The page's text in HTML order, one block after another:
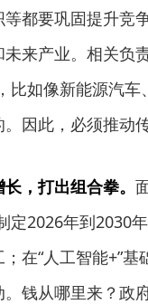
都要巩固提升竞
来产业。相关负
比如像新能源汽
因此，必须推动传
，打出组合拳。
定2026年到2030
在“人工智能+”
钱从哪里来？政